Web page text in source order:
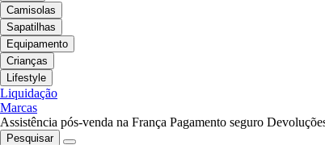
Camisolas
Sapatilhas
Equipamento
Crianças
Lifestyle
Liquidação
Marcas
Assistência pós-venda na França Pagamento seguro
Pesquisar